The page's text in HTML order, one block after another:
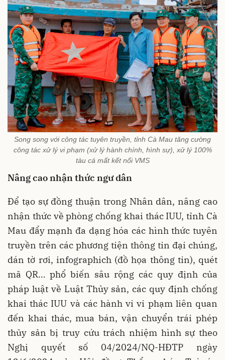
Song song với công tác tuyên truyền, tỉnh Cà Mau tăng cường
công tác xử lý vi phạm (xử lý hành chính, hình sự), xử lý 100%
tàu cá mất kết nối VMS
Nâng cao nhận thức ngư dân
Để tạo sự đồng thuận trong Nhân dân, nâng cao
nhận thức về phòng chống khai thác IUU, tỉnh Cà
Mau đẩy mạnh đa dạng hóa các hình thức tuyên
truyền trên các phương tiện thông tin đại chúng,
dán tờ rơi, infographich (đồ họa thông tin), quét
mã QR… phổ biến sâu rộng các quy định của
pháp luật về Luật Thủy sản, các quy định chống
khai thác IUU và các hành vi vi phạm liên quan
đến khai thác, mua bán, vận chuyển trái phép
thủy sản bị truy cứu trách nhiệm hình sự theo
Nghị quyết số 04/2024/NQ-HĐTP ngày